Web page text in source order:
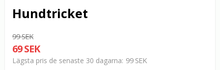
Hundtricket
99 SEK
69 SEK
Lägsta pris de senaste 30 dagarna 99 SEK